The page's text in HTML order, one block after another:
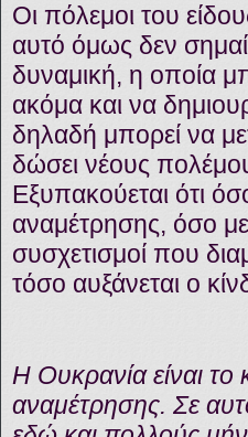
Οι πόλεμοι του
αυτό όμως δεν
δυναμική, η οποία
ακόμα και να
δηλαδή μπορεί να
δώσει νέους
Εξυπακούεται ότι
αναμέτρησης, όσο
συσχετισμοί που
τόσο αυξάνεται ο
Η Ουκρανία είναι το
αναμέτρησης. Σε